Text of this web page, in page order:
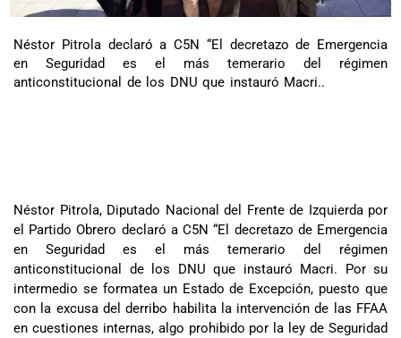
Néstor Pitrola declaró a C5N “El decretazo de Emergencia
en Seguridad es el más temerario del régimen
anticonstitucional de los DNU que instauró Macri..
Néstor Pitrola, Diputado Nacional del Frente de Izquierda por
el Partido Obrero declaró a C5N “El decretazo de Emergencia
en Seguridad es el más temerario del régimen
anticonstitucional de los DNU que instauró Macri. Por su
intermedio se formatea un Estado de Excepción, puesto que
con la excusa del derribo habilita la intervención de las FFAA
en cuestiones internas, algo prohibido por la ley de Seguridad